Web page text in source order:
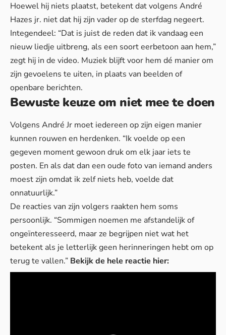
Hoewel hij niets plaatst, betekent dat volgens André
Hazes jr. niet dat hij zijn vader op de sterfdag negeert.
Integendeel: “Dat is juist de reden dat ik vandaag een
nieuw liedje uitbreng, als een soort eerbetoon aan hem,”
zegt hij in de video. Muziek blijft voor hem dé manier om
zijn gevoelens te uiten, in plaats van beelden of
openbare berichten.
Bewuste keuze om niet mee te doen
Volgens André Jr moet iedereen op zijn eigen manier
kunnen rouwen en herdenken. “Ik voelde op een
gegeven moment gewoon druk om elk jaar iets te
posten. En als dat dan een oude foto van iemand anders
moest zijn omdat ik zelf niets heb, voelde dat
onnatuurlijk.”
De reacties van zijn volgers raakten hem soms
persoonlijk. “Sommigen noemen me afstandelijk of
ongeïnteresseerd, maar ze begrijpen niet wat het
betekent als je letterlijk geen herinneringen hebt om op
terug te vallen.” Bekijk de hele reactie hier: